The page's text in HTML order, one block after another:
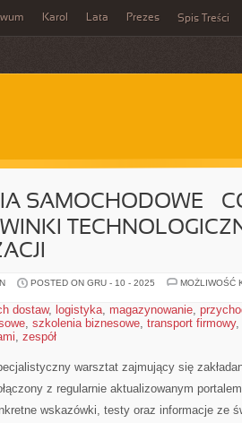
Karol Lata Prezes Spis Treści
SAMOCHODOWE –
POSTED ON GRU - 10 - 2025
MOŻLIWOŚĆ
dostaw, logistyka, magazynowanie,
, szkolenia biznesowe, transport firmowy,
, zespół
warsztat zajmujący się
z regularnie aktualizowanym
wskazówki, testy oraz informacje ze